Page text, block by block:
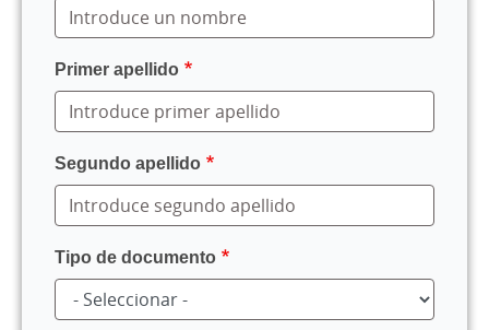
Primer apellido
Segundo apellido
Tipo de documento